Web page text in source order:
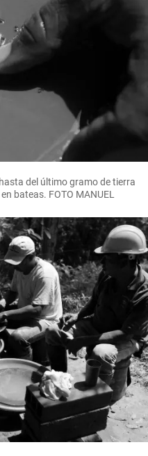
del último gramo de tierra
bateas. FOTO MANUEL